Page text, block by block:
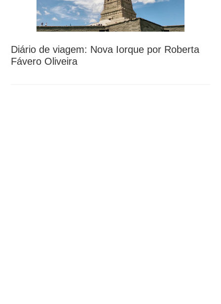
Diário de viagem: Nova Iorque por Roberta
Fávero Oliveira